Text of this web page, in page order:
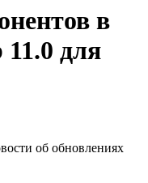
в
11.0 для
об обновлениях